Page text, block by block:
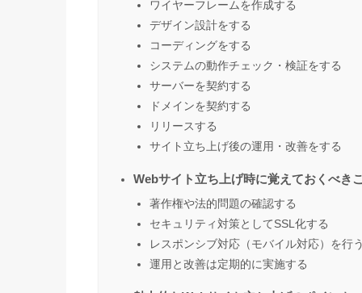
ワイヤーフレームを作成する
デザイン設計をする
コーディングをする
システムの動作チェック・検証をする
サーバーを契約する
ドメインを契約する
リリースする
サイト立ち上げ後の運用・改善をする
Webサイト立ち上げ時に覚えておくべき
著作権や法的問題の確認する
セキュリティ対策としてSSL化する
レスポンシブ対応（モバイル対応）を行
運用と改善は定期的に実施する